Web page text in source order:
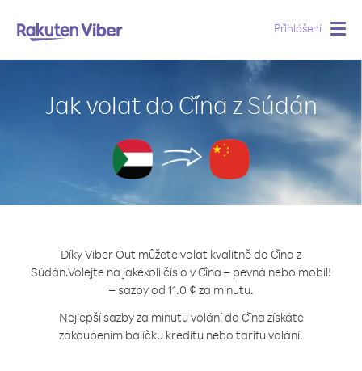
Přihlášení
Jak volat do Čína z Súdán
Díky Viber Out můžete volat kvalitně do Čína z
Súdán.Volejte na jakékoli číslo v Čína – pevná nebo mobil!
– sazby od 11.0 ¢ za minutu.
Nejlepší sazby za minutu volání do Čína získáte
zakoupením balíčku kreditu nebo tarifu volání.